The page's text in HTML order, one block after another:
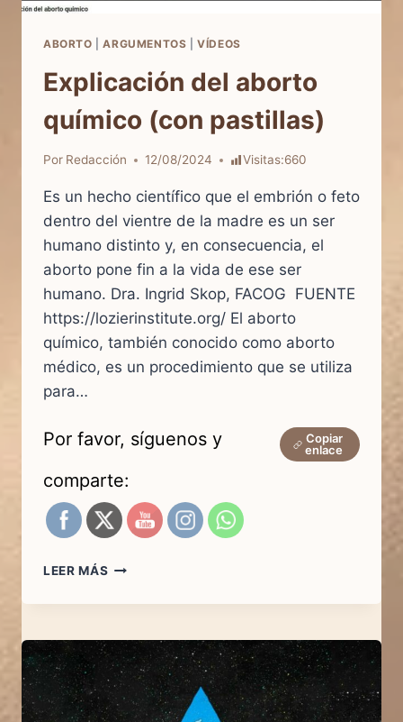
LA
ABORTO |ARGUMENTOS |VÍDEOS
Explicación del aborto
químico (con pastillas)
Por Redacción 12/08/2024 Visitas:660
Es un hecho científico que el embrión o feto
dentro del vientre de la madre es un ser
humano distinto y, en consecuencia, el
aborto pone fin a la vida de ese ser
humano. Dra. Ingrid Skop, FACOG FUENTE
https://lozierinstitute.org/ El aborto
químico, también conocido como aborto
médico, es un procedimiento que se utiliza
para…
Por favor, síguenos y
comparte:
Copiar
enlace
LEER MÁS EXPLICACIÓN
ABORTO
(CON
PASTILLAS)